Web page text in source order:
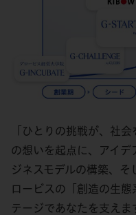
「ひとりの挑戦が、社
の想いを起点に、アイデ
ジネスモデルの構築、
ロービスの「創造の生
テージであなたを支えま